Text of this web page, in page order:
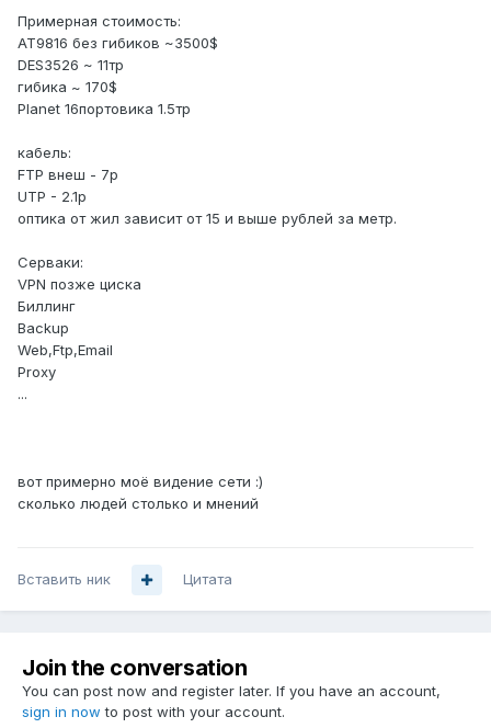
Примерная стоимость:
AT9816 без гибиков ~3500$
DES3526 ~ 11тр
гибика ~ 170$
Planet 16портовика 1.5тр
кабель:
FTP внеш - 7р
UTP - 2.1р
оптика от жил зависит от 15 и выше рублей за метр.
Серваки:
VPN позже циска
Биллинг
Backup
Web,Ftp,Email
Proxy
...
вот примерно моё видение сети :)
сколько людей столько и мнений
Вставить ник Цитата
Join the conversation
You can post now and register later. If you have an account,
sign in now to post with your account.